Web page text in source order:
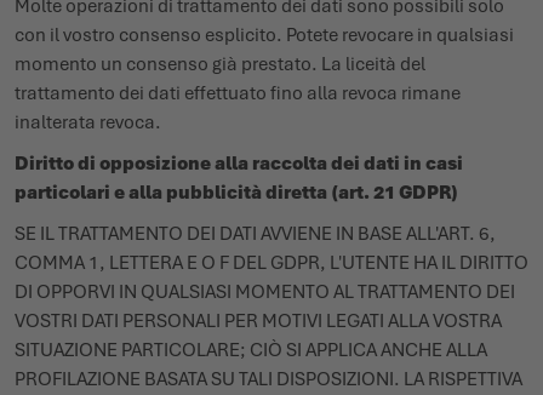
Molte operazioni di trattamento dei dati sono possibili solo
con il vostro consenso esplicito. Potete revocare in qualsiasi
momento un consenso già prestato. La liceità del
trattamento dei dati effettuato fino alla revoca rimane
inalterata revoca.
Diritto di opposizione alla raccolta dei dati in casi
particolari e alla pubblicità diretta (art. 21 GDPR)
SE IL TRATTAMENTO DEI DATI AVVIENE IN BASE ALL'ART. 6,
COMMA 1, LETTERA E O F DEL GDPR, L'UTENTE HA IL DIRITTO
DI OPPORVI IN QUALSIASI MOMENTO AL TRATTAMENTO DEI
VOSTRI DATI PERSONALI PER MOTIVI LEGATI ALLA VOSTRA
SITUAZIONE PARTICOLARE; CIÒ SI APPLICA ANCHE ALLA
PROFILAZIONE BASATA SU TALI DISPOSIZIONI. LA RISPETTIVA